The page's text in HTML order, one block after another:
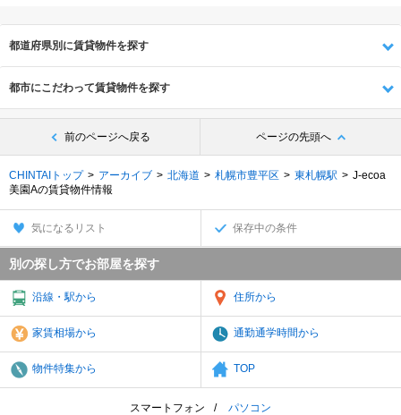
都道府県別に賃貸物件を探す
都市にこだわって賃貸物件を探す
前のページへ戻る ページの先頭へ
CHINTAIトップ アーカイブ 北海道 札幌市豊平区 東札幌駅
J-ecoa
美園Aの賃貸物件情報
気になるリスト 保存中の条件
別の探し方でお部屋を探す
沿線・駅から 住所から
家賃相場から 通勤通学時間から
物件特集から TOP
スマートフォン パソコン